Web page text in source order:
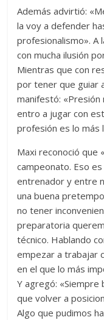
Además advirtió:
la voy a defender
profesionalismo».
con mucha ilusión
Mientras que con
por tener que guiar
manifestó:
entro a jugar con
profesión es lo más
Maxi reconoció que
campeonato. Eso
entrenador y entre
una buena
no tener
preparatoria
técnico. Hablando
empezar a trabajar
en el que lo más
Y agregó:
que volver a
Algo que pudimos